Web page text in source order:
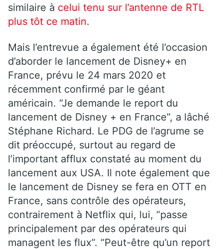
similaire à celui tenu sur l’antenne de RTL
plus tôt ce matin.
Mais l’entrevue a également été l’occasion
d’aborder le lancement de Disney+ en
France, prévu le 24 mars 2020 et
récemment confirmé par le géant
américain. “Je demande le report du
lancement de Disney + en France”, a lâché
Stéphane Richard. Le PDG de l’agrume se
dit préoccupé, surtout au regard de
l’important afflux constaté au moment du
lancement aux USA. Il note également que
le lancement de Disney se fera en OTT en
France, sans contrôle des opérateurs,
contrairement à Netflix qui, lui, “passe
principalement par des opérateurs qui
managent les flux”. “Peut-être qu’un report